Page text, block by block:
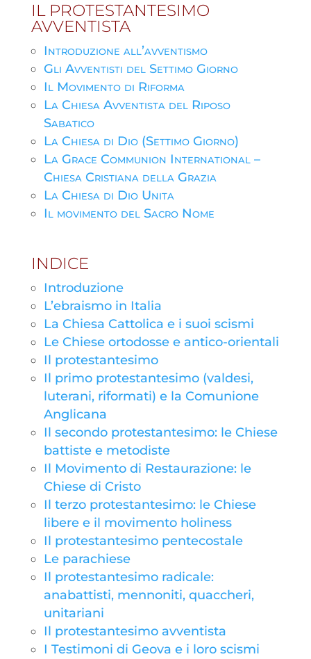
IL PROTESTANTESIMO
AVVENTISTA
Introduzione all’avventismo
Gli Avventisti del Settimo Giorno
Il Movimento di Riforma
La Chiesa Avventista del Riposo
Sabatico
La Chiesa di Dio (Settimo Giorno)
La Grace Communion International –
Chiesa Cristiana della Grazia
La Chiesa di Dio Unita
Il movimento del Sacro Nome
INDICE
Introduzione
L’ebraismo in Italia
La Chiesa Cattolica e i suoi scismi
Le Chiese ortodosse e antico-orientali
Il protestantesimo
Il primo protestantesimo (valdesi,
luterani, riformati) e la Comunione
Anglicana
Il secondo protestantesimo: le Chiese
battiste e metodiste
Il Movimento di Restaurazione: le
Chiese di Cristo
Il terzo protestantesimo: le Chiese
libere e il movimento holiness
Il protestantesimo pentecostale
Le parachiese
Il protestantesimo radicale:
anabattisti, mennoniti, quaccheri,
unitariani
Il protestantesimo avventista
I Testimoni di Geova e i loro scismi